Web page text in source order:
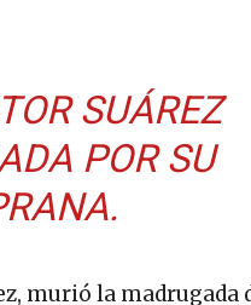
SUÁREZ
POR SU
murió la madrugada